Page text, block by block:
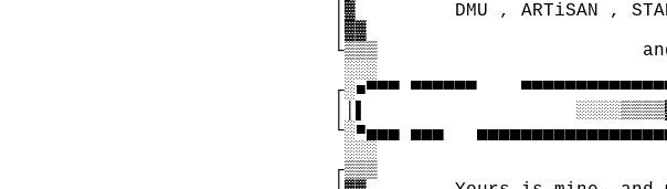
│▓         DMU , ARTiSAN ,
  │▓▓
└▒▒▒
   ░░░
┌░■▀▀▀ ▀▀▀▀▀▀
││▌
└░■▄▄▄ ▄▄▄
   ░░░
  ┌▒▒▒